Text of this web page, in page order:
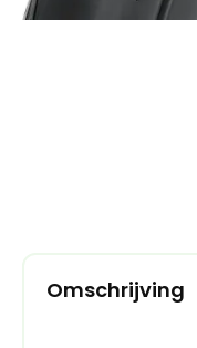
Omschrijving